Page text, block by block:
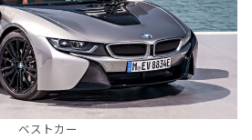
ベストカー